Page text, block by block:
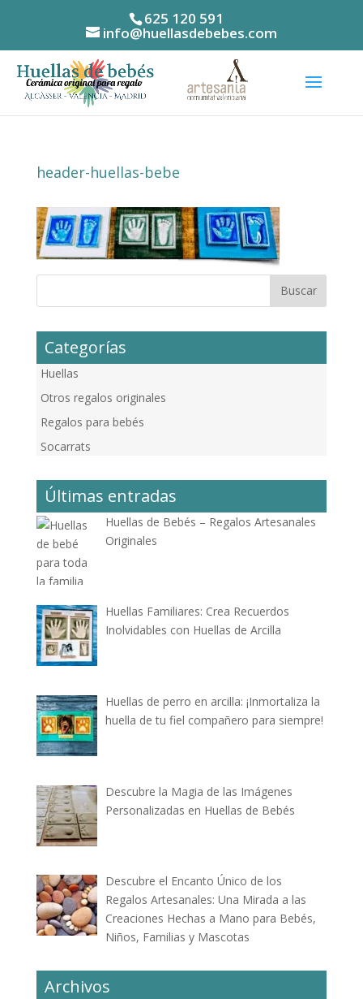
625 120 591
info@huellasdebebes.com
header-huellas-bebe
Categorías
Huellas
Otros regalos originales
Regalos para bebés
Socarrats
Últimas entradas
Huellas de Bebés – Regalos Artesanales
Originales
Huellas Familiares: Crea Recuerdos
Inolvidables con Huellas de Arcilla
Huellas de perro en arcilla: ¡Inmortaliza la
huella de tu fiel compañero para siempre!
Descubre la Magia de las Imágenes
Personalizadas en Huellas de Bebés
Descubre el Encanto Único de los
Regalos Artesanales: Una Mirada a las
Creaciones Hechas a Mano para Bebés,
Niños, Familias y Mascotas
Archivos